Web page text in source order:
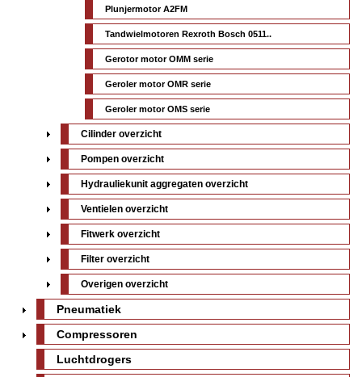
Plunjermotor A2FM
Tandwielmotoren Rexroth Bosch 0511..
Gerotor motor OMM serie
Geroler motor OMR serie
Geroler motor OMS serie
Cilinder overzicht
Pompen overzicht
Hydrauliekunit aggregaten overzicht
Ventielen overzicht
Fitwerk overzicht
Filter overzicht
Overigen overzicht
Pneumatiek
Compressoren
Luchtdrogers